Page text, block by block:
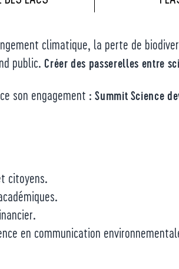
climatique, la perte de
public.Créer des passerelles entre
son engagement :Summit Science
citoyens.
en communication